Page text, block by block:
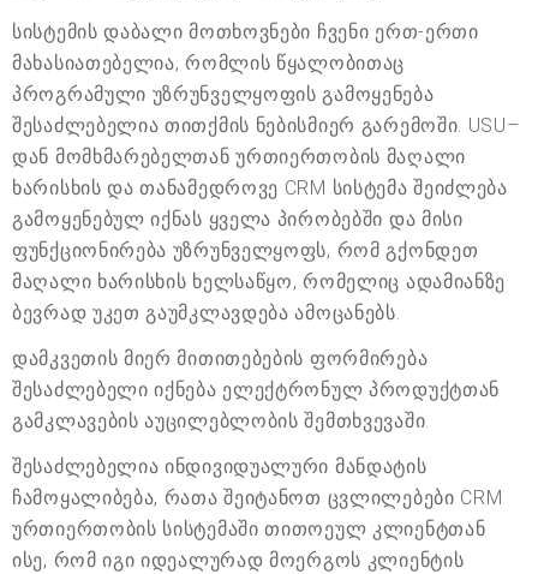
სისტემის დაბალი მოთხოვნები ჩვენი ერთ-ერთი
მახასიათებელია, რომლის წყალობითაც
პროგრამული უზრუნველყოფის გამოყენება
შესაძლებელია თითქმის ნებისმიერ გარემოში. USU–
დან მომხმარებელთან ურთიერთობის მაღალი
ხარისხის და თანამედროვე CRM სისტემა შეიძლება
გამოყენებულ იქნას ყველა პირობებში და მისი
ფუნქციონირება უზრუნველყოფს, რომ გქონდეთ
მაღალი ხარისხის ხელსაწყო, რომელიც ადამიანზე
ბევრად უკეთ გაუმკლავდება ამოცანებს.
დამკვეთის მიერ მითითებების ფორმირება
შესაძლებელი იქნება ელექტრონულ პროდუქტთან
გამკლავების აუცილებლობის შემთხვევაში.
შესაძლებელია ინდივიდუალური მანდატის
ჩამოყალიბება, რათა შეიტანოთ ცვლილებები CRM
ურთიერთობის სისტემაში თითოეულ კლიენტთან
ისე, რომ იგი იდეალურად მოერგოს კლიენტის